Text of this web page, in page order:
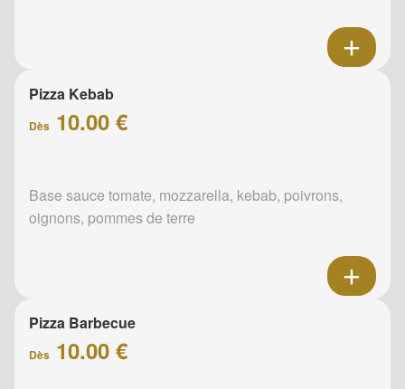
Pizza Kebab
Dès 10.00 €
Base sauce tomate, mozzarella, kebab, poivrons,
oignons, pommes de terre
Pizza Barbecue
Dès 10.00 €